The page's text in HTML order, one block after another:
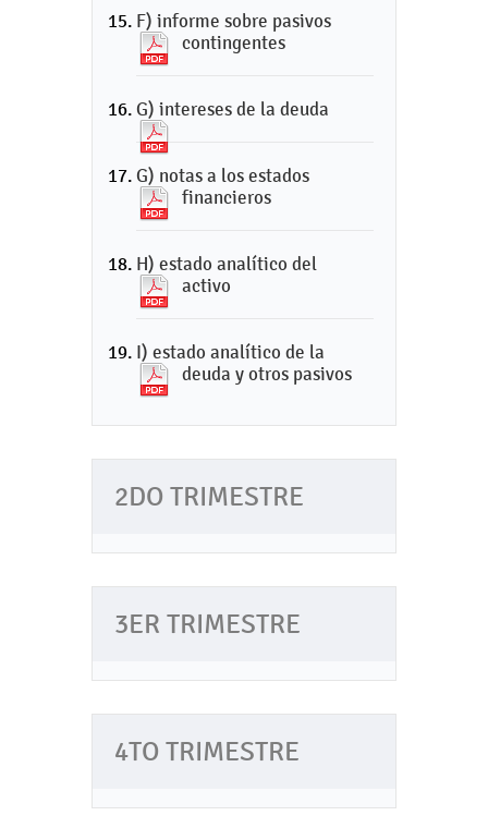
F) informe sobre pasivos
contingentes
G) intereses de la deuda
G) notas a los estados
financieros
H) estado analítico del
activo
I) estado analítico de la
deuda y otros pasivos
2DO TRIMESTRE
3ER TRIMESTRE
4TO TRIMESTRE